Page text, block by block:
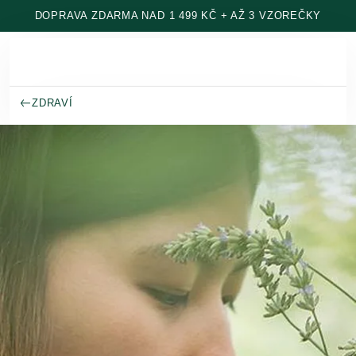
Přeskočit na hlavní obsah
DOPRAVA ZDARMA NAD 1 499 KČ + AŽ 3 VZOREČKY
ZDRAVÍ